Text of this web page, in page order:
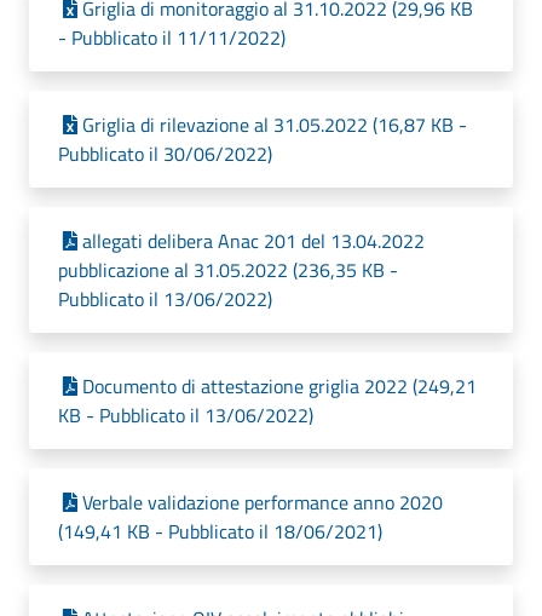
Griglia di monitoraggio al 31.10.2022 (29,96 KB
- Pubblicato il 11/11/2022)
Griglia di rilevazione al 31.05.2022 (16,87 KB -
Pubblicato il 30/06/2022)
allegati delibera Anac 201 del 13.04.2022
pubblicazione al 31.05.2022 (236,35 KB -
Pubblicato il 13/06/2022)
Documento di attestazione griglia 2022 (249,21
KB - Pubblicato il 13/06/2022)
Verbale validazione performance anno 2020
(149,41 KB - Pubblicato il 18/06/2021)